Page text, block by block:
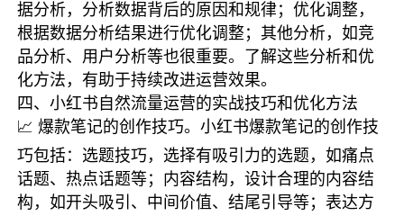
据分析，分析数据背后的原因和规律；优化调整，
根据数据分析结果进行优化调整；其他分析，如竞
品分析、用户分析等也很重要。了解这些分析和优
化方法，有助于持续改进运营效果。
四、小红书自然流量运营的实战技巧和优化方法
📈 爆款笔记的创作技巧。小红书爆款笔记的创作技
巧包括：选题技巧，选择有吸引力的选题，如痛点
话题、热点话题等；内容结构，设计合理的内容结
构，如开头吸引、中间价值、结尾引导等；表达方